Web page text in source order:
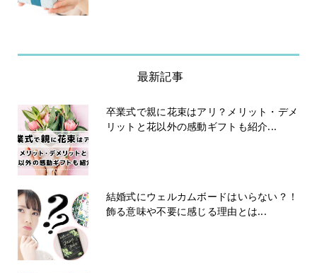
最新記事
卒業式で親に花束はアリ？メリット・デメ
リットと花以外の感動ギフトも紹介...
結婚式にウェルカムボードはいらない？！
飾る意味や不要に感じる理由とは...